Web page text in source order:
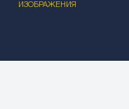
ИЗОБРАЖЕНИЯ